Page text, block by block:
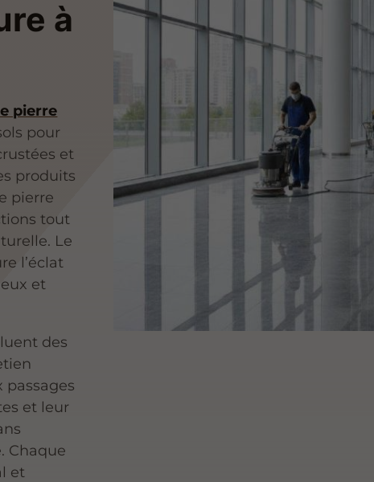
à
pierre
pour
et
produits
pierre
tout
Le
l’éclat
et
des
et leur
Chaque
et